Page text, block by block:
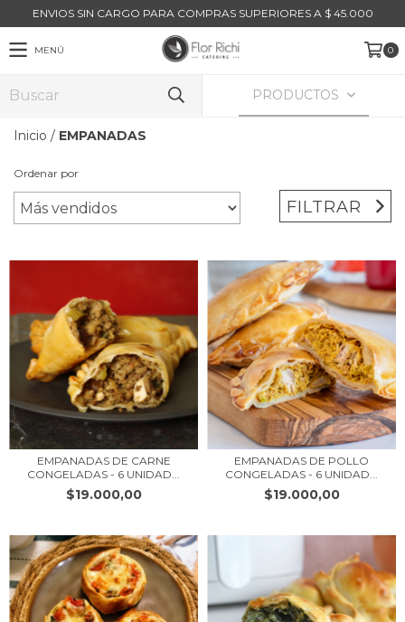
ENVIOS SIN CARGO PARA COMPRAS SUPERIORES A $ 45.000
MENÚ 0
PRODUCTOS
Inicio / EMPANADAS
Ordenar por
FILTRAR
EMPANADAS DE CARNE
CONGELADAS - 6 UNIDAD...
$19.000,00
EMPANADAS DE POLLO
CONGELADAS - 6 UNIDAD...
$19.000,00